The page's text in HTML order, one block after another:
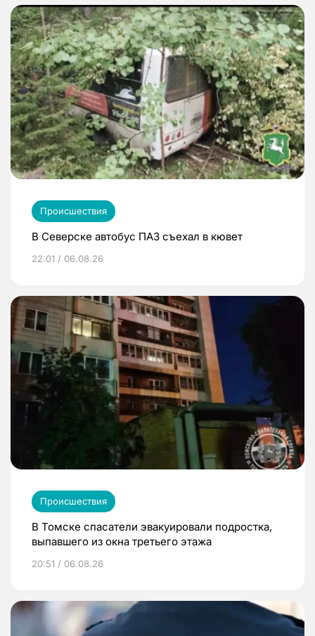
Происшествия
В Северске автобус ПАЗ съехал в кювет
22:01 / 06.08.26
Происшествия
В Томске спасатели эвакуировали подростка,
выпавшего из окна третьего этажа
20:51 / 06.08.26